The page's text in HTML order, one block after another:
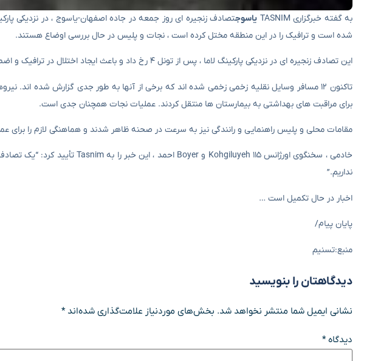
به گفته خبرگزاری TASNIM یاسوج
شده است و ترافیک را در این منطقه مختل کرده است ، نجات و پلیس در حال بررسی اوضاع هستند.
این تصادف زنجیره ای در نزدیکی پارکینگ لاما ، پس از تونل ۴ رخ داد و باعث ایجاد اختلال در ترافیک و اضطراری در ده منطقه شد.
تاکنون ۱۲ مسافر وسایل نقلیه زخمی زخمی شده اند که برخی از آنها به طور جدی گزارش شده اند.
برای مراقبت های بهداشتی به بیمارستان ها منتقل کردند. عملیات نجات همچنان جدی است.
مقامات محلی و پلیس راهنمایی و رانندگی نیز به سرعت در صحنه ظاهر شدند و هماهنگی لازم را برای
نداریم.”
اخبار در حال تکمیل است …
پایان پیام/
منبع:تسنیم
دیدگاهتان را بنویسید
نشانی ایمیل شما منتشر نخواهد شد. بخش‌های موردنیاز علامت‌گذاری شده‌اند*
دیدگاه*